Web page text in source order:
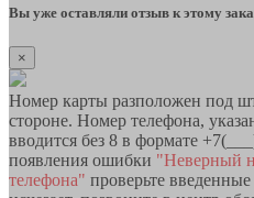
Вы уже оставляли отзыв к этому
×
Номер карты разположен под
стороне. Номер телефона,
вводится без 8 в формате
появления ошибки "Неверный
телефона" проверьте